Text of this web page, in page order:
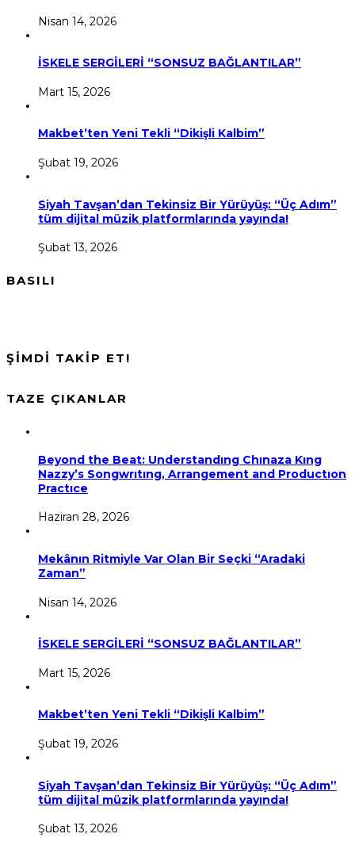
Nisan 14, 2026
İSKELE SERGİLERİ “SONSUZ BAĞLANTILAR”
Mart 15, 2026
Makbet’ten Yeni Tekli “Dikişli Kalbim”
Şubat 19, 2026
Siyah Tavşan’dan Tekinsiz Bir Yürüyüş: “Üç Adım”
tüm dijital müzik platformlarında yayında!
Şubat 13, 2026
BASILI
ŞİMDİ TAKİP ET!
TAZE ÇIKANLAR
Beyond the Beat: Understandıng Chınaza Kıng
Nazzy’s Songwrıtıng, Arrangement and Productıon
Practıce
Haziran 28, 2026
Mekânın Ritmiyle Var Olan Bir Seçki “Aradaki
Zaman”
Nisan 14, 2026
İSKELE SERGİLERİ “SONSUZ BAĞLANTILAR”
Mart 15, 2026
Makbet’ten Yeni Tekli “Dikişli Kalbim”
Şubat 19, 2026
Siyah Tavşan’dan Tekinsiz Bir Yürüyüş: “Üç Adım”
tüm dijital müzik platformlarında yayında!
Şubat 13, 2026